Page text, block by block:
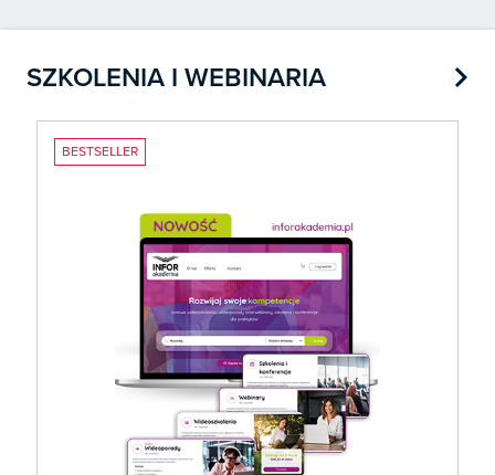
SZKOLENIA I WEBINARIA 
BESTSELLER